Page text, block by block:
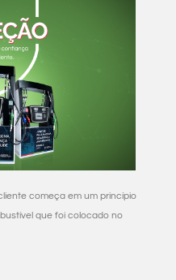
começa em um princípio
que foi colocado no